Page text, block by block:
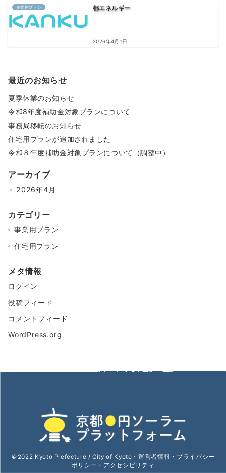
事業用プラン 都エネルギー
2026年4月1日
最近のお知らせ
夏季休業のお知らせ
令和8年度補助金対象プランについて
事務局移転のお知らせ
住宅用プランが追加されました
令和８年度補助金対象プランについて（調整中）
アーカイブ
2026年4月
カテゴリー
事業用プラン
住宅用プラン
メタ情報
ログイン
投稿フィード
コメントフィード
WordPress.org
＠2022 Kyoto Prefecture / City of Kyoto・運営者情報 ・ プライバシー
ポリシー ・ アクセシビリティ